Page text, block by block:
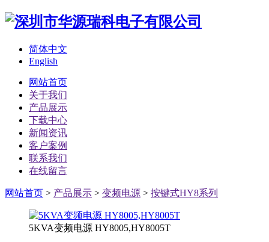
简体中文
English
网站首页
关于我们
产品展示
下载中心
新闻资讯
客户案例
联系我们
在线留言
网站首页 > 产品展示 > 变频电源 > 按键式HY8系列
5KVA变频电源 HY8005,HY8005T